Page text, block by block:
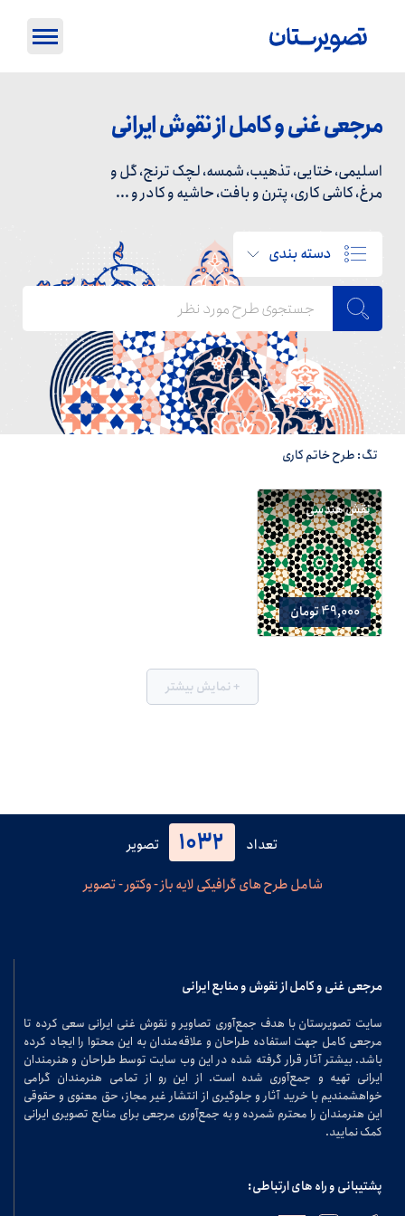
مرجعی غنی و کامل از نقوش ایرانی
اسلیمی، ختایی، تذهیب، شمسه، لچک ترنج، گل و
مرغ، کاشی کاری، پترن و بافت، حاشیه و کادر و ...
دسته بندی
تگ: طرح خاتم کاری
نقش هندسی
49,000 تومان
+ نمایش بیشتر
تعداد 1032
تصویر
شامل طرح های گرافیکی لایه باز - وکتور - تصویر
مرجعی غنی و کامل از نقوش و منابع ایرانی
سایت تصویرستان با هدف جمع‌آوری تصاویر و نقوش غنی ایرانی سعی کرده تا
مرجعی کامل جهت استفاده طراحان و علاقه‌مندان به این محتوا را ایجاد کرده
باشد. بیشتر آثار قرار گرفته شده در این وب سایت توسط طراحان و هنرمندان
ایرانی تهیه و جمع‌آوری شده است. از این رو از تمامی هنرمندان گرامی
خواهشمندیم با خرید آثار و جلوگیری از انتشار غیر مجاز، حق معنوی و حقوقی
این هنرمندان را محترم شمرده و به جمع‌آوری مرجعی برای منابع تصویری ایرانی
کمک نمایید.
پشتیبانی و راه های ارتباطی: